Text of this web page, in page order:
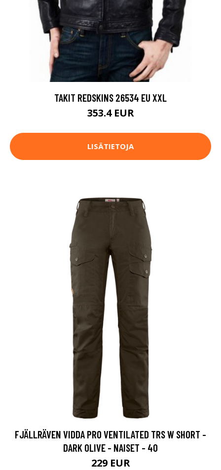
TAKIT REDSKINS 26534 EU XXL
353.4 EUR
LISÄTIETOJA
FJÄLLRÄVEN VIDDA PRO VENTILATED TRS W SHORT -
DARK OLIVE - NAISET - 40
229 EUR